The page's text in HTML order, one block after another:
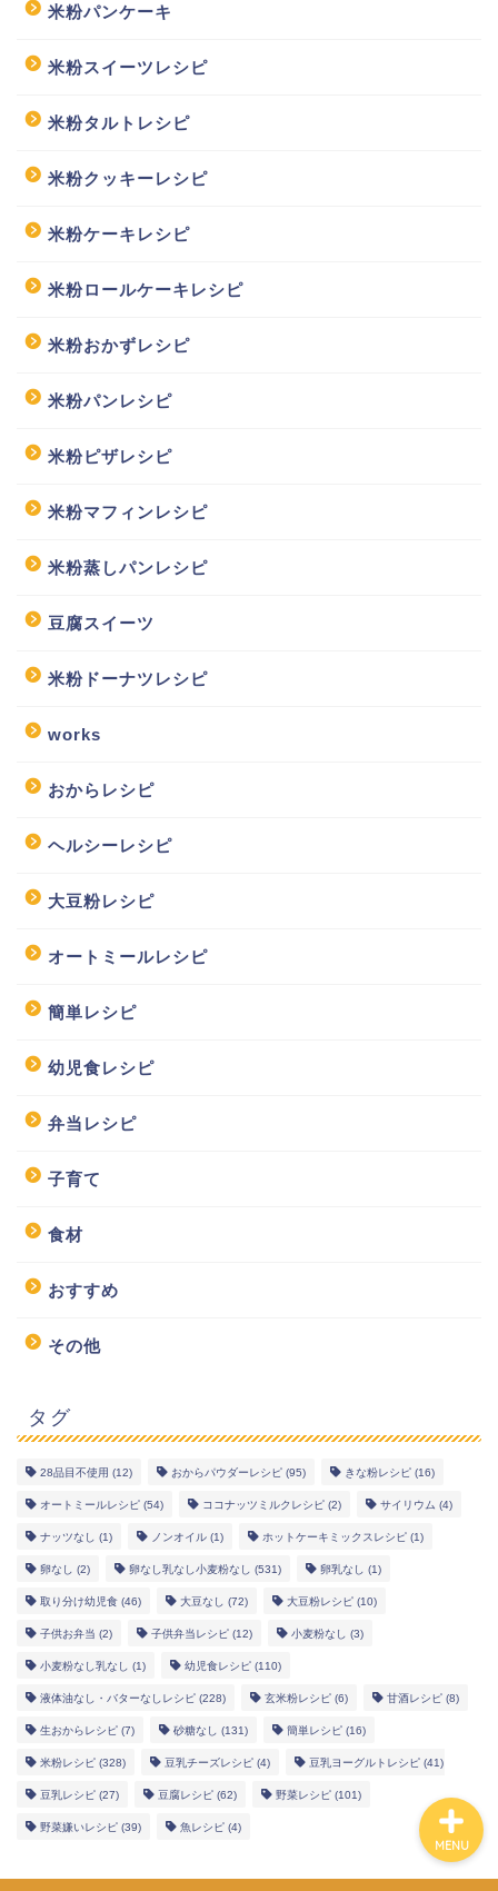
米粉パンケーキ
米粉スイーツレシピ
米粉タルトレシピ
米粉クッキーレシピ
米粉ケーキレシピ
米粉ロールケーキレシピ
米粉おかずレシピ
米粉パンレシピ
米粉ピザレシピ
米粉マフィンレシピ
米粉蒸しパンレシピ
豆腐スイーツ
米粉ドーナツレシピ
works
おからレシピ
ヘルシーレシピ
大豆粉レシピ
オートミールレシピ
簡単レシピ
幼児食レシピ
弁当レシピ
子育て
食材
おすすめ
その他
タグ
28品目不使用 (12) おからパウダーレシピ (95) きな粉レシピ (16)
オートミールレシピ (54) ココナッツミルクレシピ (2) サイリウム (4)
ナッツなし (1) ノンオイル (1) ホットケーキミックスレシピ (1)
卵なし (2) 卵なし乳なし小麦粉なし (531) 卵乳なし (1)
取り分け幼児食 (46) 大豆なし (72) 大豆粉レシピ (10)
子供お弁当 (2) 子供弁当レシピ (12) 小麦粉なし (3)
小麦粉なし乳なし (1) 幼児食レシピ (110)
液体油なし・バターなしレシピ (228) 玄米粉レシピ (6) 甘酒レシピ (8)
生おからレシピ (7) 砂糖なし (131) 簡単レシピ (16)
米粉レシピ (328) 豆乳チーズレシピ (4) 豆乳ヨーグルトレシピ (41)
豆乳レシピ (27) 豆腐レシピ (62) 野菜レシピ (101)
野菜嫌いレシピ (39) 魚レシピ (4)
MENU
幼児食レシピ
米粉レシピ
ヘルシーレシピ
works